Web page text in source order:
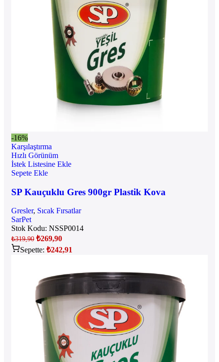
-16%
Karşılaştırma
Hızlı Görünüm
İstek Listesine Ekle
Sepete Ekle
SP Kauçuklu Gres 900gr Plastik Kova
Gresler, Sıcak Fırsatlar
SarPet
Stok Kodu: NSSP0014
₺319,90 ₺269,90
Sepette: ₺242,91